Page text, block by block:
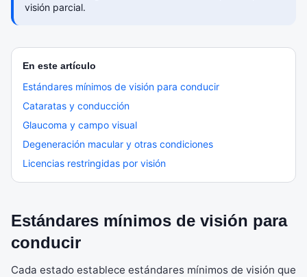
visión parcial.
En este artículo
Estándares mínimos de visión para conducir
Cataratas y conducción
Glaucoma y campo visual
Degeneración macular y otras condiciones
Licencias restringidas por visión
Estándares mínimos de visión para
conducir
Cada estado establece estándares mínimos de visión que